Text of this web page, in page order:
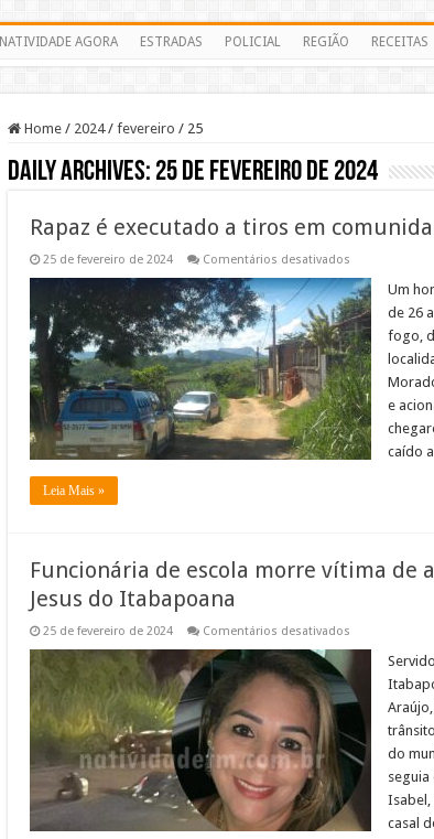
NATIVIDADE AGORA ESTRADAS POLICIAL REGIÃO RECEITAS
Home / 2024 / fevereiro / 25
Daily Archives: 25 de fevereiro de 2024
Rapaz é executado a tiros em
25 de fevereiro de 2024 Comentários desativadosem
é
executado
a
tiros
em
comunidade
de
Miracema
Um
de 26
fogo,
e
caído
Leia Mais »
Funcionária de escola morre vítima de
Jesus do Itabapoana
25 de fevereiro de 2024 Comentários desativadosem
morre
vítima
de
acidente
na
RJ
230,
Bom
Jesus
do
Itabapoana
do
seguia
Isabel,
casal